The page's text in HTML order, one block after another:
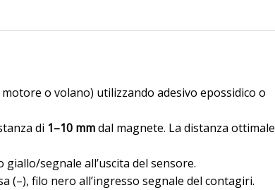
o volano) utilizzando adesivo epossidico o
di 1–10 mmdal magnete. La distanza ottimale
giallo/segnale all’uscita del sensore.
(–), filo nero all’ingresso segnale del contagiri.